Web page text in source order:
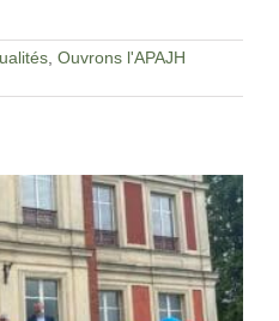
, Ouvrons l'APAJH